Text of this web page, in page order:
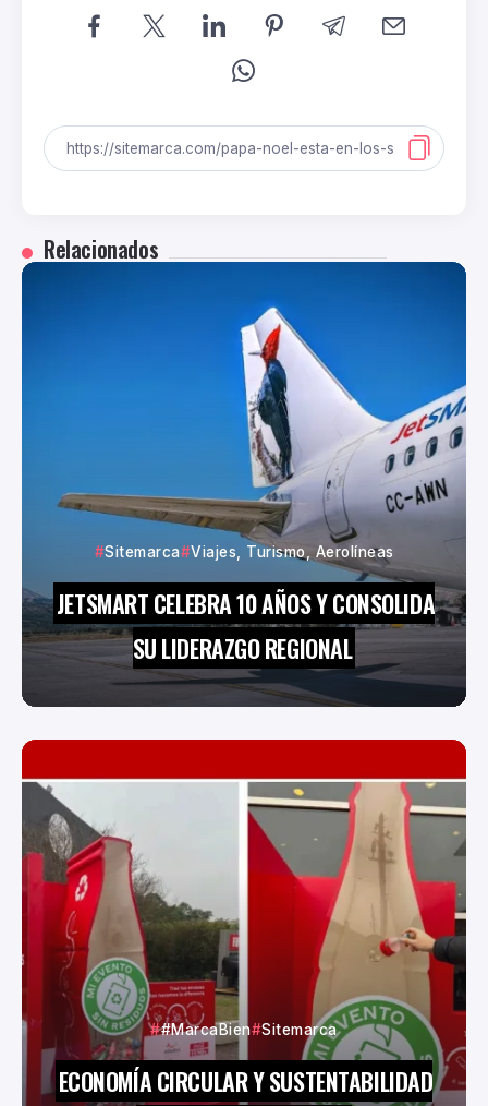
Relacionados
Sitemarca Viajes, Turismo, Aerolíneas
JETSMART CELEBRA 10 AÑOS Y CONSOLIDA
SU LIDERAZGO REGIONAL
#MarcaBien Sitemarca
ECONOMÍA CIRCULAR Y SUSTENTABILIDAD